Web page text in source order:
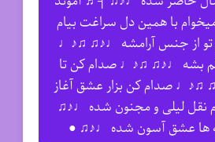
با همین دل سراغت بیام
از جنس آرامشه ♩♪♫ ♫♪♩
بشه ♩♪♫ ♫♪♩ صدام کن تا
♫♪♩ صدام کن بزار عشق آغاز
لیلی و مجنون شده ♩♪♫
ها عشق آسون شده ♩♪♫ ●